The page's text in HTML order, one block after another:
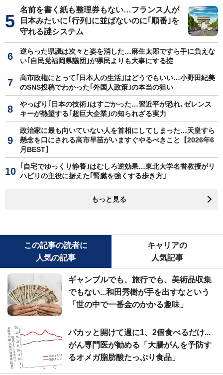
名前を書く紙も整理券もない…フランス人が
日本みたいに｢行列｣に並ばないのに｢順番｣を
守れる謎システム
逆らった県議は次々と姿を消した…麻生太郎ですら手に負えな
い｢自民党福岡県議団｣が県民よりも大事にする掟
高市政権にとって｢日本人の生活｣はどうでもいい…小野田紀美
のSNS投稿でわかった｢外国人政策｣の本当の狙い
やっぱり｢日本の技術｣はすごかった…習近平が恐れ､ゼレンス
キーが熱望する｢超巨大企業｣の知られざる実力
政治家に最も向いていない人を首相にしてしまった…天皇すら
懸念を口にされる高市早苗がいますぐやるべきこと【2026年6
月BEST】
｢自宅でゆっくり静養｣はむしろ逆効果…東北大学名誉教授がリ
ハビリの主役に据えた｢腎臓を強くする歩き方｣
もっと見る
この記事の読者に
人気の記事
キャリアの
人気記事
ギャンブルでも、旅行でも、美術品収集
でもない...和田秀樹が手を出すなという
「世の中で一番金のかかる趣味」
パカッと開けて週に1、2個食べるだけ...
がん専門医が勧める「大腸がんを予防す
るオメガ脂肪酸たっぷり食品」